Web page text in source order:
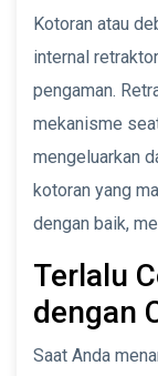
Kotoran atau
internal
pengaman.
mekanisme
mengeluarkan
kotoran yang
dengan baik,
Terlalu
dengan
Saat Anda